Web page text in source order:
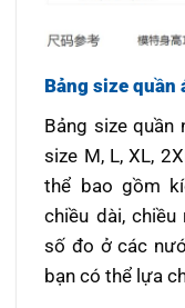
Bảng size quần
Bảng size quần
size M, L, XL,
thể bao gồm
chiều dài,
số đo ở các
bạn có thể lựa